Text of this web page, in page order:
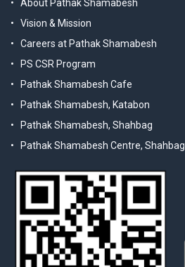
About Pathak Shamabesh
Vision & Mission
Careers at Pathak Shamabesh
PS CSR Program
Pathak Shamabesh Cafe
Pathak Shamabesh, Katabon
Pathak Shamabesh, Shahbag
Pathak Shamabesh Centre, Shahbag